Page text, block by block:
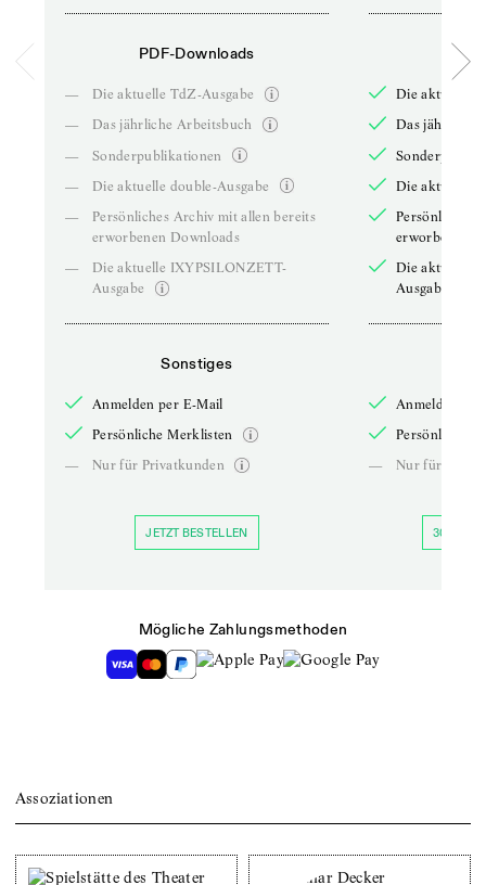
PDF-Downloads
—
Die aktuelle TdZ-Ausgabe
—
Das jährliche Arbeitsbuch
—
Sonderpublikationen
—
Die aktuelle double-Ausgabe
—
Persönliches Archiv mit allen bereits
erworbenen Downloads
—
Die aktuelle IXYPSILONZETT-
Ausgabe
Sonstiges
Anmelden per E-Mail
Persönliche Merklisten
—
Nur für Privatkunden
JETZT BESTELLEN
Die aktuelle
Das jährliche
Die aktuelle
Persönliches
erworbenen
Die aktuelle
Ausgabe
Anmelden
Persönliche
—
Nur für
30 TAGE
Mögliche Zahlungsmethoden
Assoziationen